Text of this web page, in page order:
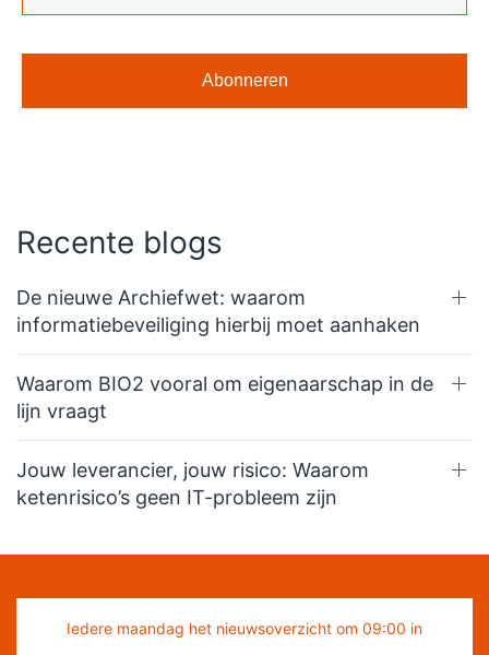
Recente blogs
De nieuwe Archiefwet: waarom
informatiebeveiliging hierbij moet aanhaken
Waarom BIO2 vooral om eigenaarschap in de
lijn vraagt
Jouw leverancier, jouw risico: Waarom
ketenrisico’s geen IT-probleem zijn
Iedere maandag het nieuwsoverzicht om 09:00 in